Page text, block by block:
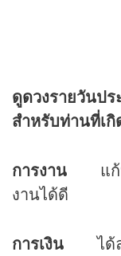
ดูดวงรายวันป
สำหรับท่านที่เ
การงาน แก้ปั
งานได้ดี
การเงิน ได้ล